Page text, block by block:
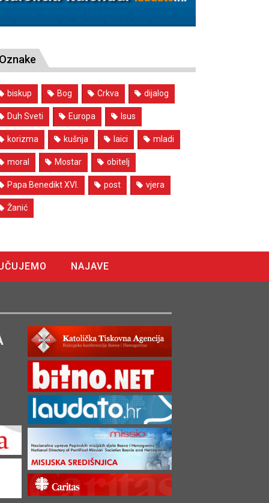
Oznake
biskup Bog Crkva dijalog
Duh Sveti Europa Isus
korizma kušnja laici mladi
moral Mostar obitelj
Papa Benedikt XVI. post vjera
Žanić
NAJAVE